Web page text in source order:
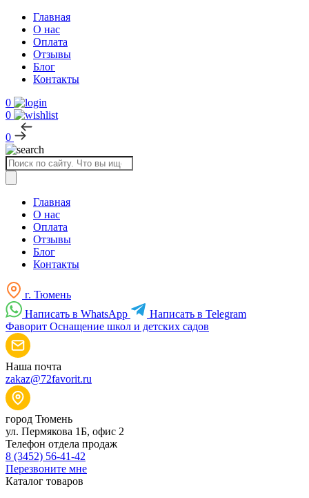
Главная
О нас
Оплата
Отзывы
Блог
Контакты
0
0
0
Поиск
товаров
Главная
О нас
Оплата
Отзывы
Блог
Контакты
г. Тюмень
Написать в WhatsApp
Написать в Telegram
Фаворит Оснащение школ и детских садов
Наша почта
zakaz@72favorit.ru
город Тюмень
ул. Пермякова 1Б, офис 2
Телефон отдела продаж
8 (3452) 56-41-42
Перезвоните мне
Каталог товаров